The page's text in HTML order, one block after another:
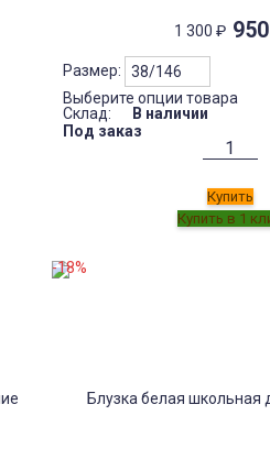
1 300 ₽ 950
Размер:
Выберите опции товара
Склад:
В наличии
Под заказ
Купить
-18%